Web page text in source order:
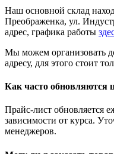
Наш основной склад
Преображенка, ул.
адрес, графика работы
Мы можем организовать
адресу, для этого стоит
Как часто обновляются
Прайс-лист обновляется
зависимости от курса.
менеджеров.